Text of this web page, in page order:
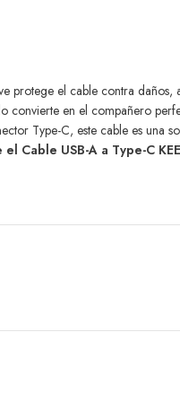
protege el cable contra
convierte en el compañero
Type-C, este cable es una
el Cable USB-A a Type-C